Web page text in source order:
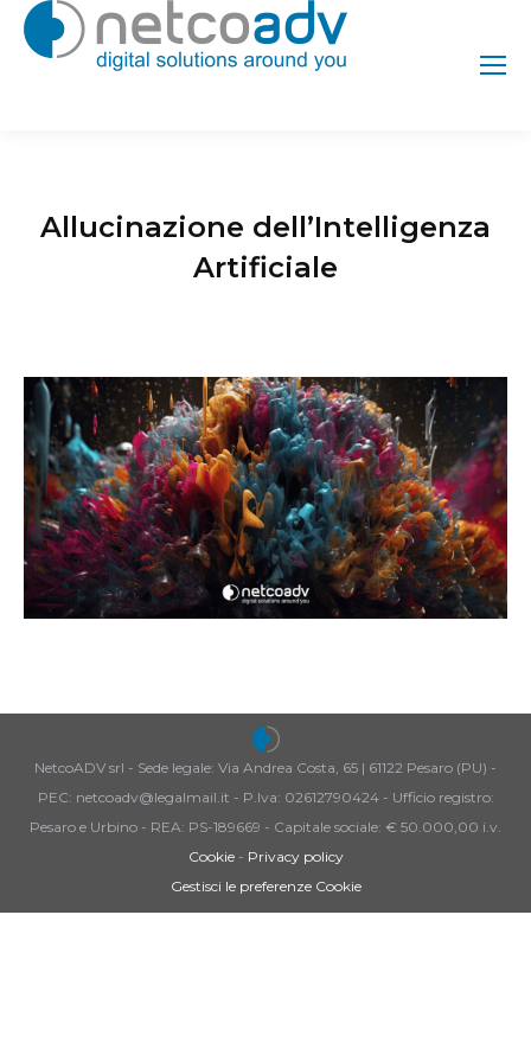
Allucinazione dell’Intelligenza
Artificiale
NetcoADV srl - Sede legale: Via Andrea Costa, 65 | 61122 Pesaro (PU) -
PEC: netcoadv@legalmail.it - P.Iva: 02612790424 - Ufficio registro:
Pesaro e Urbino - REA: PS-189669 - Capitale sociale: € 50.000,00 i.v.
Cookie- Privacy policy
Gestisci le preferenze Cookie